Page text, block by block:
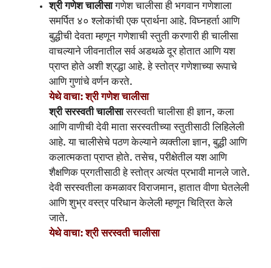
श्री गणेश चालीसागणेश चालीसा ही भगवान गणेशाला
समर्पित ४० श्लोकांची एक प्रार्थना आहे. विघ्नहर्ता आणि
बुद्धीची देवता म्हणून गणेशाची स्तुती करणारी ही चालीसा
वाचल्याने जीवनातील सर्व अडथळे दूर होतात आणि यश
प्राप्त होते अशी श्रद्धा आहे. हे स्तोत्र गणेशाच्या रूपाचे
आणि गुणांचे वर्णन करते.
येथे वाचा: श्री गणेश चालीसा
श्री सरस्वती चालीसासरस्वती चालीसा ही ज्ञान, कला
आणि वाणीची देवी माता सरस्वतीच्या स्तुतीसाठी लिहिलेली
आहे. या चालीसेचे पठण केल्याने व्यक्तीला ज्ञान, बुद्धी आणि
कलात्मकता प्राप्त होते. तसेच, परीक्षेतील यश आणि
शैक्षणिक प्रगतीसाठी हे स्तोत्र अत्यंत प्रभावी मानले जाते.
देवी सरस्वतीला कमळावर विराजमान, हातात वीणा घेतलेली
आणि शुभ्र वस्त्र परिधान केलेली म्हणून चित्रित केले
जाते.
येथे वाचा: श्री सरस्वती चालीसा